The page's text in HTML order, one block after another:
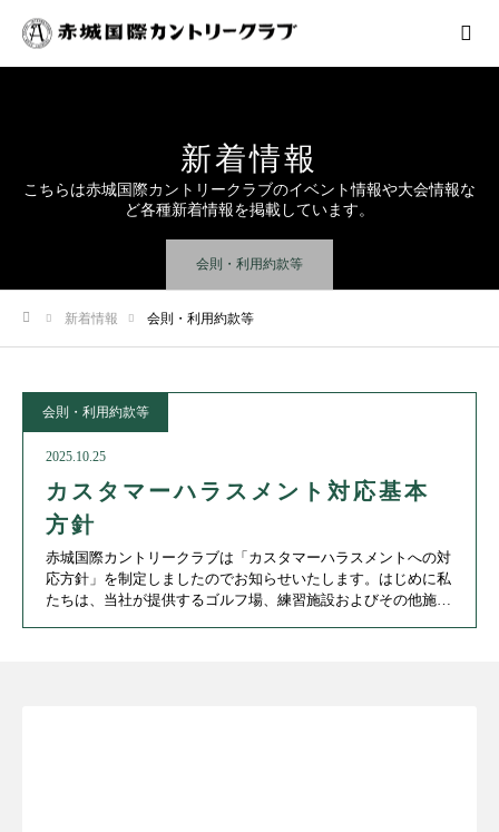
新着情報
こちらは赤城国際カントリークラブのイベント情報や大会情報な
ど各種新着情報を掲載しています。
会則・利用約款等
新着情報 会則・利用約款等
会則・利用約款等
2025.10.25
カスタマーハラスメント対応基本
方針
赤城国際カントリークラブは「カスタマーハラスメントへの対
応方針」を制定しましたのでお知らせいたします。はじめに私
たちは、当社が提供するゴルフ場、練習施設およびその他施設